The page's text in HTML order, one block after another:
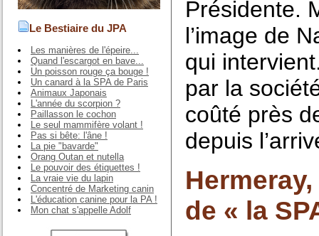
Le Bestiaire du JPA
Les manières de l'épeire...
Quand l'escargot en bave...
Un poisson rouge ça bouge !
Un canard à la SPA de Paris
Animaux Japonais
L'année du scorpion ?
Paillasson le cochon
Le seul mammifère volant !
Pas si bête: l'âne !
La pie "bavarde"
Orang Outan et nutella
Le pouvoir des étiquettes !
La vraie vie du lapin
Concentré de Marketing canin
L'éducation canine pour la PA !
Mon chat s'appelle Adolf
Présidente.
l’image de
qui
par la
coûté près
depuis
de « la